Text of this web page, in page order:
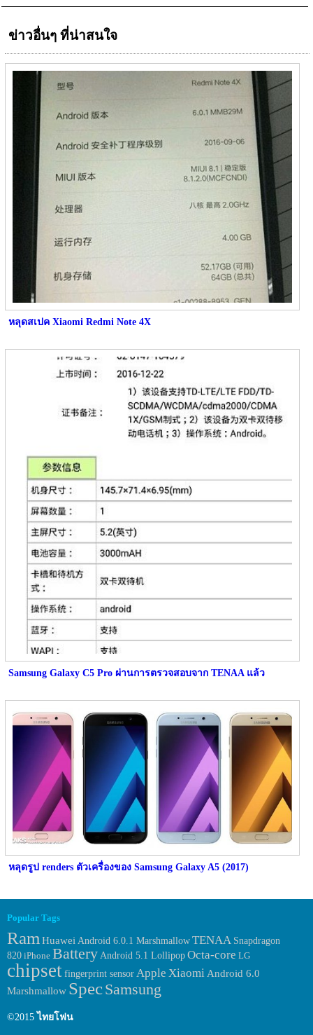
ข่าวอื่นๆ ที่น่าสนใจ
หลุดสเปค Xiaomi Redmi Note 4X
Samsung Galaxy C5 Pro ผ่านการตรวจสอบจาก TENAA แล้ว
หลุดรูป renders ตัวเครื่องของ Samsung Galaxy A5 (2017)
Popular Tags
Ram Huawei Android 6.0.1 MarshmallowTENAA Snapdragon
820 iPhone Battery Android 5.1 Lollipop Octa-core LG
chipsetfingerprint sensorApple Xiaomi Android 6.0
Marshmallow SpecSamsung
©2015 ไทยโฟน